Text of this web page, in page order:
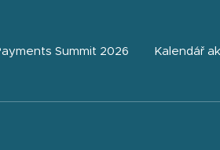
Summit 2026 Kalendář